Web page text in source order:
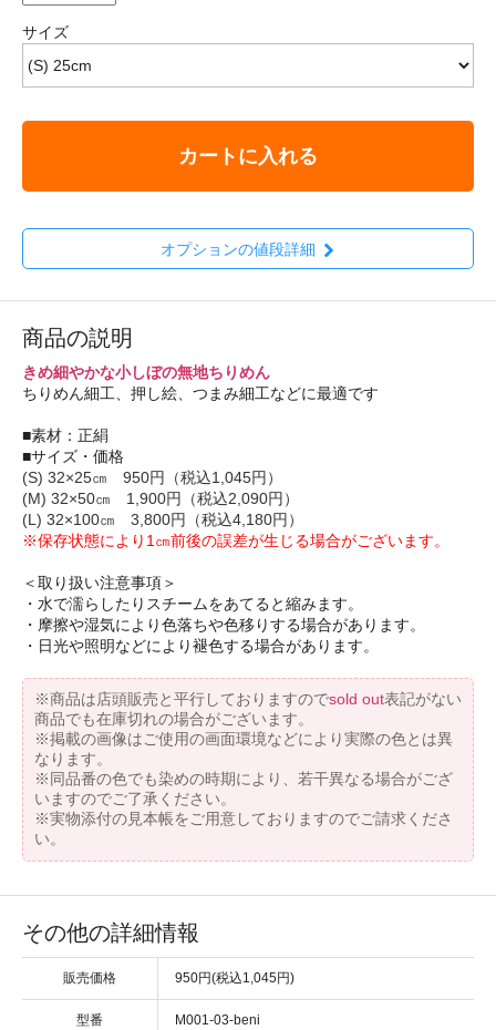
サイズ
カートに入れる
オプションの値段詳細
商品の説明
きめ細やかな小しぼの無地ちりめん
ちりめん細工、押し絵、つまみ細工などに最適です
■素材：正絹
■サイズ・価格
(S) 32×25㎝ 950円（税込1,045円）
(M) 32×50㎝ 1,900円（税込2,090円）
(L) 32×100㎝ 3,800円（税込4,180円）
※保存状態により1㎝前後の誤差が生じる場合がございます。
＜取り扱い注意事項＞
・水で濡らしたりスチームをあてると縮みます。
・摩擦や湿気により色落ちや色移りする場合があります。
・日光や照明などにより褪色する場合があります。
※商品は店頭販売と平行しておりますのでsold out表記がない
商品でも在庫切れの場合がございます。
※掲載の画像はご使用の画面環境などにより実際の色とは異
なります。
※同品番の色でも染めの時期により、若干異なる場合がござ
いますのでご了承ください。
※実物添付の見本帳をご用意しておりますのでご請求くださ
い。
その他の詳細情報
販売価格 950円(税込1,045円)
型番 M001-03-beni